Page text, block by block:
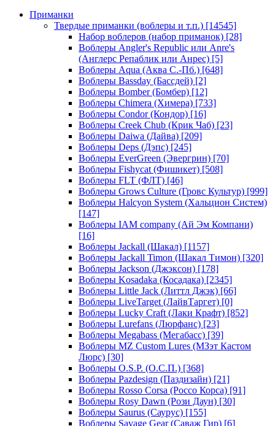
Приманки
Твердые приманки (воблеры и т.п.) [14545]
Набор воблеров (набор приманок) [28]
Воблеры Angler's Republic или Anre's
(Англерс Репаблик или Анрес) [5]
Воблеры Aqua (Аква С.-Пб.) [648]
Воблеры Bassday (Бассдей) [2]
Воблеры Bomber (Бомбер) [12]
Воблеры Chimera (Химера) [733]
Воблеры Condor (Кондор) [16]
Воблеры Creek Chub (Крик Чаб) [23]
Воблеры Daiwa (Дайва) [209]
Воблеры Deps (Дэпс) [245]
Воблеры EverGreen (Эвергрин) [70]
Воблеры Fishycat (Фишикет) [508]
Воблеры FLT (ФЛТ) [46]
Воблеры Grows Culture (Гровс Культур) [999]
Воблеры Halcyon System (Хальцион Систем)
[147]
Воблеры IAM company (Ай Эм Компани)
[16]
Воблеры Jackall (Шакал) [1157]
Воблеры Jackall Timon (Шакал Тимон) [320]
Воблеры Jackson (Джэксон) [178]
Воблеры Kosadaka (Косадака) [2345]
Воблеры Little Jack (Литтл Джэк) [66]
Воблеры LiveTarget (ЛайвТаргет) [0]
Воблеры Lucky Craft (Лаки Крафт) [852]
Воблеры Lurefans (Люрфанс) [23]
Воблеры Megabass (Мегабасс) [39]
Воблеры MZ Custom Lures (МЗэт Кастом
Люрс) [30]
Воблеры O.S.P. (О.С.П.) [368]
Воблеры Pazdesign (Паздизайн) [21]
Воблеры Rosso Corsa (Россо Корса) [91]
Воблеры Rosy Dawn (Рози Даун) [30]
Воблеры Saurus (Саурус) [155]
Воблеры Savage Gear (Саваж Гир) [6]